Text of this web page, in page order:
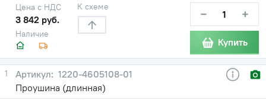
Наличие
Цена с НДС
3 842 руб.
К схеме − +
Купить
1
1220-4605108-01
Проушина (длинная)